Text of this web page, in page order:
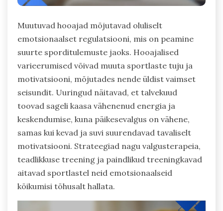
Muutuvad hooajad mõjutavad oluliselt
emotsionaalset regulatsiooni, mis on peamine
suurte sporditulemuste jaoks. Hooajalised
varieerumised võivad muuta sportlaste tuju ja
motivatsiooni, mõjutades nende üldist vaimset
seisundit. Uuringud näitavad, et talvekuud
toovad sageli kaasa vähenenud energia ja
keskendumise, kuna päikesevalgus on vähene,
samas kui kevad ja suvi suurendavad tavaliselt
motivatsiooni. Strateegiad nagu valgusterapeia,
teadlikkuse treening ja paindlikud treeningkavad
aitavad sportlastel neid emotsionaalseid
kõikumisi tõhusalt hallata.